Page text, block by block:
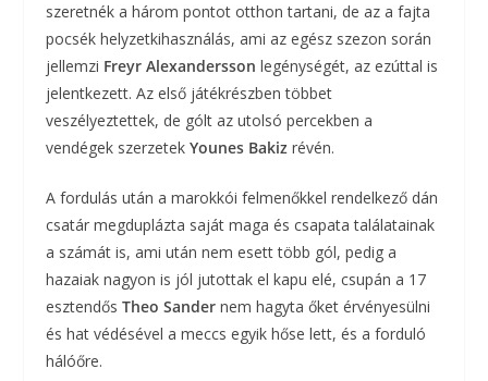
szeretnék a három pontot otthon tartani, de az a fajta
pocsék helyzetkihasználás, ami az egész szezon során
jellemzi Freyr Alexandersson legénységét, az ezúttal is
jelentkezett. Az első játékrészben többet
veszélyeztettek, de gólt az utolsó percekben a
vendégek szerzetekYounes Bakiz révén.
A fordulás után a marokkói felmenőkkel rendelkező dán
csatár megduplázta saját maga és csapata találatainak
a számát is, ami után nem esett több gól, pedig a
hazaiak nagyon is jól jutottak el kapu elé, csupán a 17
esztendősTheo Sander nem hagyta őket érvényesülni
és hat védésével a meccs egyik hőse lett, és a forduló
hálóőre.